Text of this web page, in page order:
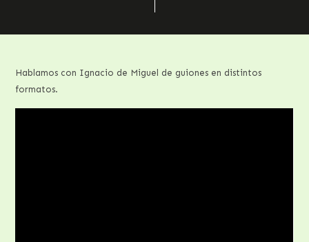
Hablamos con Ignacio de Miguel de guiones en distintos
formatos.